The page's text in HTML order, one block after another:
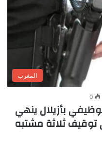
المغرب
0
بأزيلال ينهي
ثلاثة مشتبه